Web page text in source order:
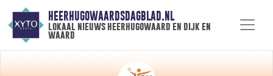
HEERHUGOWAARDSDAGBLAD.NL
lokaal nieuws heerhugowaard en dijk en
waard